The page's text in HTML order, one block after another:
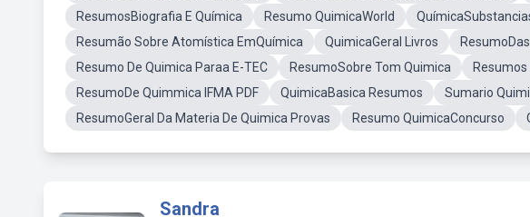
ResumosBiografia E Química
Resumo QuimicaWorld
Resumão Sobre Atomística EmQuímica
QuimicaGeral Livros
Resumo De Quimica Paraa E-TEC
ResumoSobre Tom Quimica
ResumoDe Quimmica IFMA PDF
QuimicaBasica Resumos
Sumario
ResumoGeral Da Materia De Quimica Provas
Resumo QuimicaConcurso
Sandra